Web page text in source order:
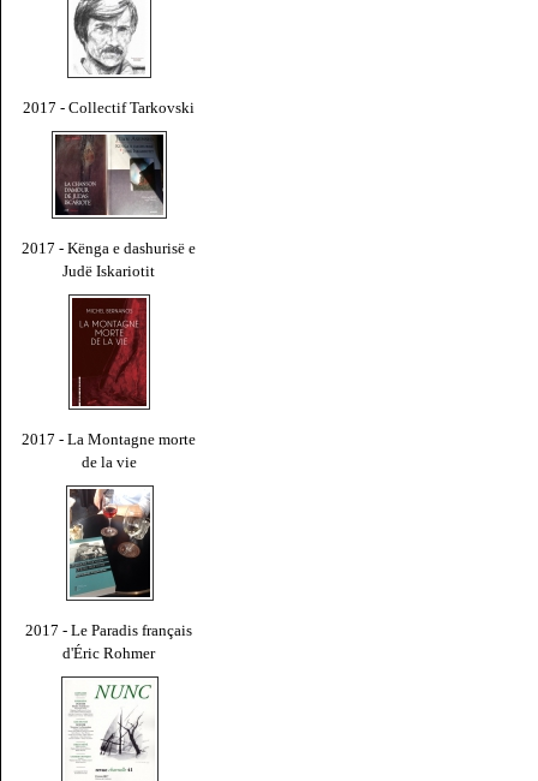
2017 - Collectif Tarkovski
2017 - Kënga e dashurisë e
Judë Iskariotit
2017 - La Montagne morte
de la vie
2017 - Le Paradis français
d'Éric Rohmer